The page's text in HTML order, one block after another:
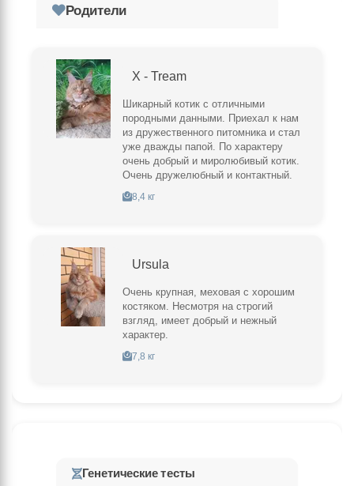
Родители
X - Tream
Шикарный котик с отличными
породными данными. Приехал к нам
из дружественного питомника и стал
уже дважды папой. По характеру
очень добрый и миролюбивый котик.
Очень дружелюбный и контактный.
8,4 кг
Ursula
Очень крупная, меховая с хорошим
костяком. Несмотря на строгий
взгляд, имеет добрый и нежный
характер.
7,8 кг
Генетические тесты